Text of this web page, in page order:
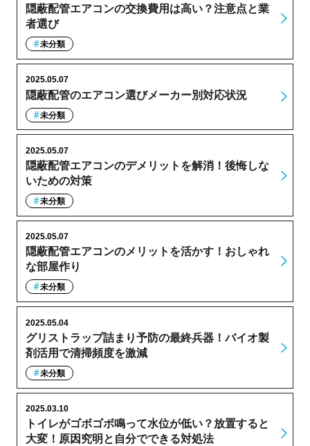
隠蔽配管エアコンの交換費用は高い？注意点と業
者選び
未分類
隠蔽配管のエアコン選びメーカー別対応状況
2025.05.07
未分類
隠蔽配管エアコンのデメリットを解消！後悔しな
いための対策
2025.05.07
未分類
隠蔽配管エアコンのメリットを活かす！おしゃれ
な部屋作り
2025.05.07
未分類
グリストラップ詰まり予防の最終兵器！バイオ製
剤活用で清掃頻度を激減
2025.05.04
未分類
トイレがゴボゴボ鳴って水位が低い？放置すると
大変！原因究明と自分でできる対処法
2025.03.10